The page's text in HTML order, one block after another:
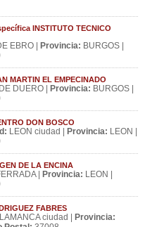
INSTITUTO TECNICO
EBRO | Provincia: BURGOS |
MARTIN EL EMPECINADO
DUERO | Provincia: BURGOS |
DON BOSCO
LEON ciudad | Provincia: LEON |
DE LA ENCINA
| Provincia: LEON |
FABRES
ciudad |
Provincia: